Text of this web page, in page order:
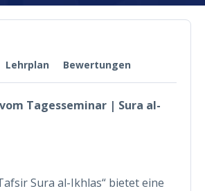
Lehrplan Bewertungen
Tagesseminar | Sura al-
Sura al-Ikhlas“ bietet eine